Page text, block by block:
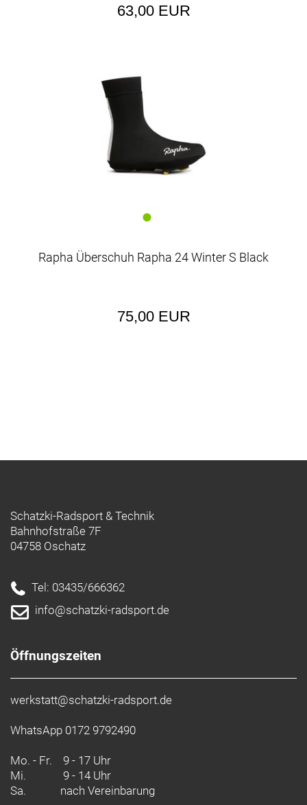
63,00 EUR
Rapha Überschuh Rapha 24 Winter S Black
75,00 EUR
Schatzki-Radsport & Technik
Bahnhofstraße 7F
04758 Oschatz
Tel: 03435/666362
info@schatzki-radsport.de
Öffnungszeiten
werkstatt@schatzki-radsport.de
WhatsApp 0172 9792490
Mo. - Fr. 9 - 17 Uhr
Mi.
9 - 14 Uhr
Sa.
nach Vereinbarung